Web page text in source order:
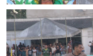
FESTEJOS
Jaguarari celebra
programação